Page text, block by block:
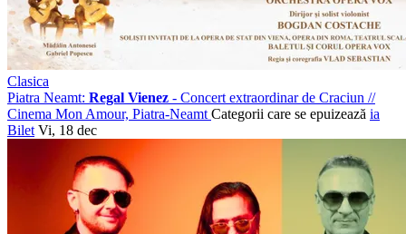
Clasica
Piatra Neamt: Regal Vienez - Concert extraordinar de Craciun //
Cinema Mon Amour, Piatra-Neamt Categorii care se epuizează ia
Bilet Vi, 18 dec